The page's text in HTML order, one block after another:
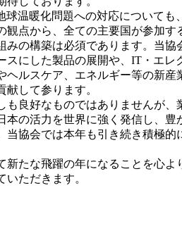
温暖化問題への対応についても
観点から、全ての主要国が参加す
みの構築は必須であります。当協
スにした製品の展開や、IT・エレ
ヘルスケア、エネルギー等の新産
して参ります。
良好なものではありませんが、
本の活力を世界に強く発信し、豊
当協会では本年も引き続き積極的
新たな飛躍の年になることを心よ
いただきます。